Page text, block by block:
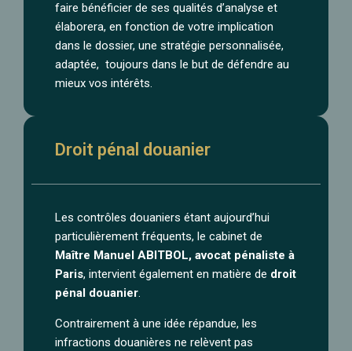
faire bénéficier de ses qualités d’analyse et
élaborera, en fonction de votre implication
dans le dossier, une stratégie personnalisée,
adaptée, toujours dans le but de défendre au
mieux vos intérêts.
Droit pénal douanier
Les contrôles douaniers étant aujourd’hui
particulièrement fréquents, le cabinet de
Maître Manuel ABITBOL, avocat pénaliste à
Paris, intervient également en matière de droit
pénal douanier.
Contrairement à une idée répandue, les
infractions douanières ne relèvent pas